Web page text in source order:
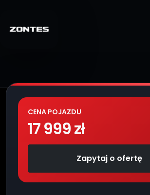
CENA POJAZDU
17 999 zł
Zapytaj o ofertę